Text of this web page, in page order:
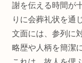
謝を伝える時間が
りに会葬礼状を通
文面には、参列に
略歴や人柄を簡潔